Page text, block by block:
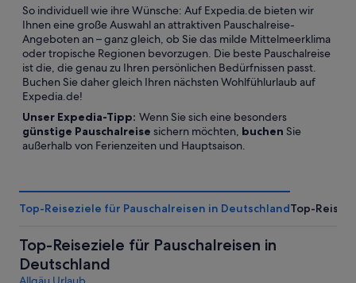
So individuell wie ihre Wünsche: Auf Expedia.de bieten wir
Ihnen eine große Auswahl an attraktiven Pauschalreise-
Angeboten an – ganz gleich, ob Sie das milde Mittelmeerklima
oder tropische Regionen bevorzugen. Die beste Pauschalreise
ist die, die genau zu Ihren persönlichen Bedürfnissen passt.
Buchen Sie daher gleich Ihren nächsten Wohlfühlurlaub auf
Expedia.de!
Unser Expedia-Tipp: Wenn Sie sich eine besonders
günstige Pauschalreise sichern möchten, buchen Sie
außerhalb von Ferienzeiten und Hauptsaison.
Top-Reiseziele für Pauschalreisen in DeutschlandTop-
Top-Reiseziele für Pauschalreisen in
Deutschland